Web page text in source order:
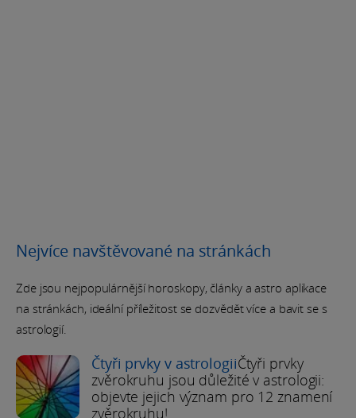
Nejvíce navštěvované na stránkách
Zde jsou nejpopulárnější horoskopy, články a astro aplikace
na stránkách, ideální příležitost se dozvědět více a bavit se s
astrologií.
Čtyři prvky v astrologiiČtyři prvky
zvěrokruhu jsou důležité v astrologii:
objevte jejich význam pro 12 znamení
zvěrokruhu!